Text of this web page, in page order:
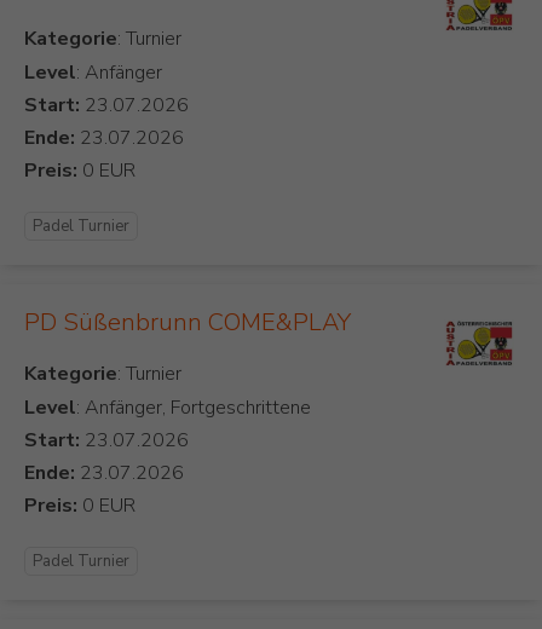
Kategorie
Level: Anfänger
Start:
Ende:
Preis:
Padel Turnier
PD Süßenbrunn COME&PLAY
Kategorie
Level: Anfänger, Fortgeschrittene
Start:
Ende:
Preis:
Padel Turnier